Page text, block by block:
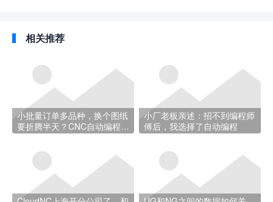
相关推荐
小批量订单多品种，换个图纸
要折腾半天？CNC自动编程帮
小厂老板亲述：招不到编程师
傅后，我选择了自动编程